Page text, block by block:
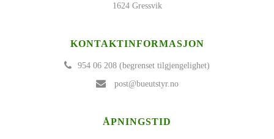
1624 Gressvik
KONTAKTINFORMASJON
954 06 208 (begrenset tilgjengelighet)
post@bueutstyr.no
ÅPNINGSTID